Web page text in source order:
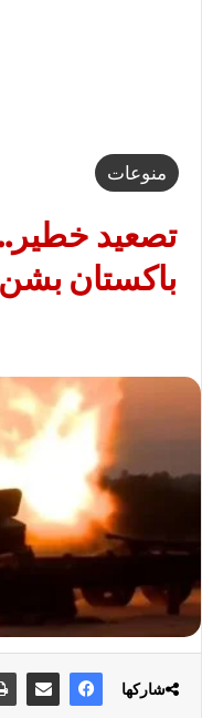
منوعات
تصعيد
باكستان
شاركها